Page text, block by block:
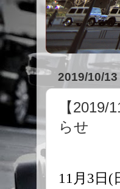
2019/10/13
【
らせ
11月3日